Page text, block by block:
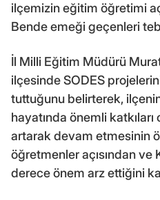
ilçemizin eğitim öğretimi
Bende emeği geçenleri
İl Milli Eğitim Müdürü Murat
ilçesinde SODES
tuttuğunu belirterek,
hayatında önemli
artarak devam etmesinin
öğretmenler açısından ve
derece önem arz ettiğini